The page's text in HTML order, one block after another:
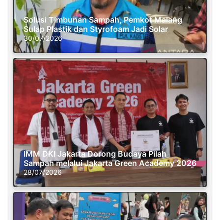
Solusi Timbunan Sampah, Pemkot Malang
Sulap Plastik dan Styrofoam Jadi Solar
30/07/2026
IMM DKI Jakarta Dorong Budaya Pilah
Sampah melalui Jakarta Green Academy 2026
28/07/2026